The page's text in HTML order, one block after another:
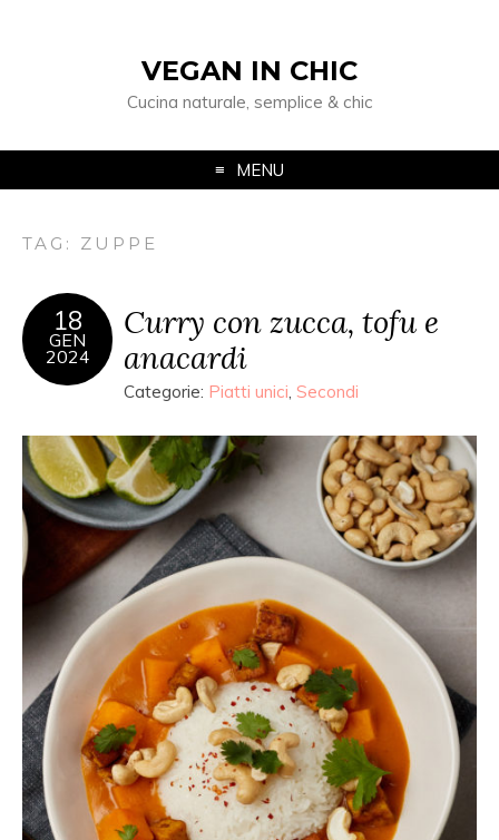
VEGAN IN CHIC
Cucina naturale, semplice & chic
MENU
TAG: ZUPPE
18
GEN
2024
Curry con zucca, tofu e
anacardi
Categorie: Piatti unici, Secondi